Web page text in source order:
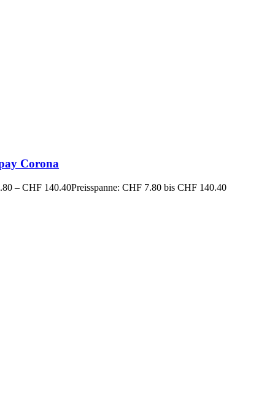
Corona
– CHF 140.40Preisspanne: CHF 7.80 bis CHF 140.40